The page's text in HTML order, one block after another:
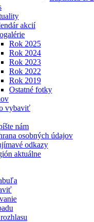
akcií
Rok 2025
Rok 2024
Rok 2023
Rok 2022
Rok 2019
Ostatné fotky
vybaviť
nám
osobných údajov
odkazy
aktuálne